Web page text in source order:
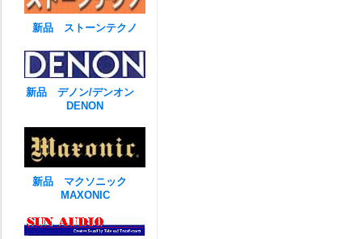
新品 ストーンテクノ
新品 デノン/デンオン
DENON
新品 マクソニック
MAXONIC